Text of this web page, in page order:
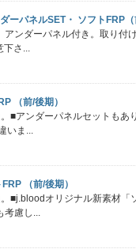
パネルSET・ ソフトFRP（
ンダーパネル付き。取り付
さ...
（前/後期）
■アンダーパネルセットもあ
ま...
（前/後期）
■j.bloodオリジナル新素材「
慮し...